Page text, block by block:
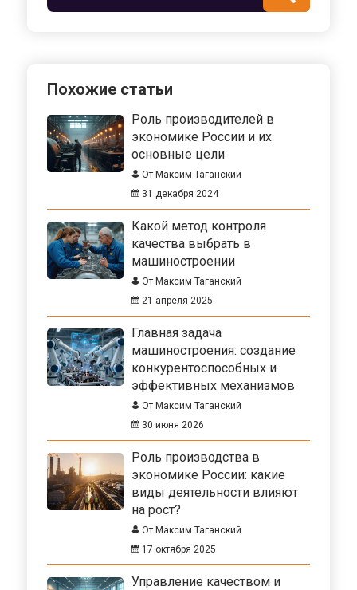
Похожие статьи
Роль производителей в
экономике России и их
основные цели
От Максим Таганский
31 декабря 2024
Какой метод контроля
качества выбрать в
машиностроении
От Максим Таганский
21 апреля 2025
Главная задача
машиностроения: создание
конкурентоспособных и
эффективных механизмов
От Максим Таганский
30 июня 2026
Роль производства в
экономике России: какие
виды деятельности влияют
на рост?
От Максим Таганский
17 октября 2025
Управление качеством и